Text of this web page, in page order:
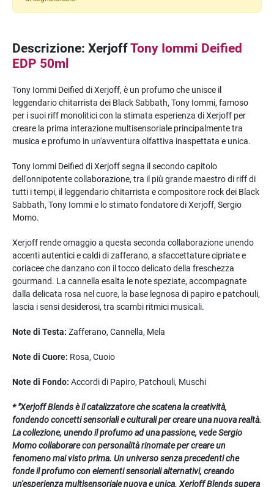
Descrizione: XerjoffTony Iommi Deified
EDP 50ml
Tony Iommi Deified di Xerjoff, è un profumo che unisce il
leggendario chitarrista dei Black Sabbath, Tony Iommi, famoso
per i suoi riff monolitici con la stimata esperienza di Xerjoff per
creare la prima interazione multisensoriale principalmente tra
musica e profumo in un'avventura olfattiva inaspettata e unica.
Tony Iommi Deified di Xerjoff segna il secondo capitolo
dell'onnipotente collaborazione, tra il più grande maestro di riff di
tutti i tempi, il leggendario chitarrista e compositore rock dei Black
Sabbath, Tony Iommi e lo stimato fondatore di Xerjoff, Sergio
Momo.
Xerjoff rende omaggio a questa seconda collaborazione unendo
accenti autentici e caldi di zafferano, a sfaccettature cipriate e
coriacee che danzano con il tocco delicato della freschezza
gourmand. La cannella esalta le note speziate, accompagnate
dalla delicata rosa nel cuore, la base legnosa di papiro e patchouli,
lascia i sensi desiderosi, tra scambi ritmici musicali.
Note di Testa: Zafferano, Cannella, Mela
Note di Cuore: Rosa, Cuoio
Note di Fondo: Accordi di Papiro, Patchouli, Muschi
* "Xerjoff Blends è il catalizzatore che scatena la creatività,
fondendo concetti sensoriali e culturali per creare una nuova realtà.
La collezione, unendo il profumo ad una passione, vede Sergio
Momo collaborare con personalità rinomate per creare un
fenomeno mai visto prima. Un universo senza precedenti che
fonde il profumo con elementi sensoriali alternativi, creando
un'esperienza multisensoriale nuova e unica. Xerjoff Blends supera